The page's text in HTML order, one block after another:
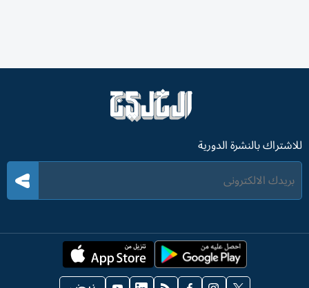
للاشتراك بالنشرة الدورية